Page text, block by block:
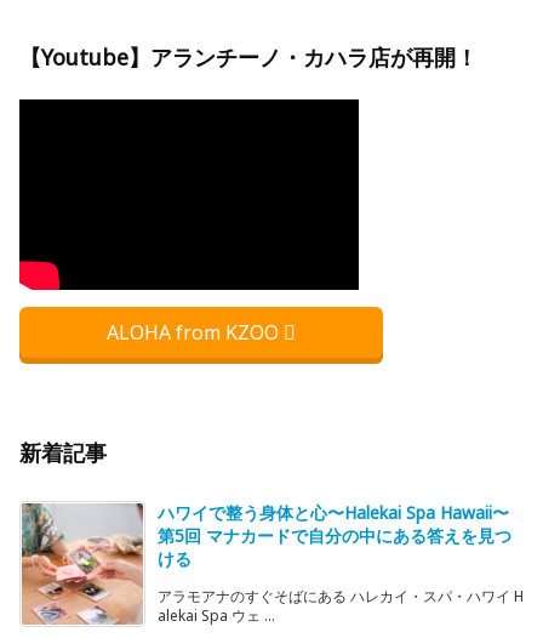
【Youtube】アランチーノ・カハラ店が再開！
ALOHA from KZOO
新着記事
ハワイで整う身体と心〜Halekai Spa Hawaii〜
第5回 マナカードで自分の中にある答えを見つ
ける
アラモアナのすぐそばにある ハレカイ・スパ・ハワイ H
alekai Spa ウェ ...